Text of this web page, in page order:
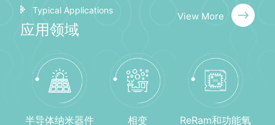
转范围
deg
Beta 角倾
转范围
URP, FHP ≥ ± 15
deg
HRP, WGP ≥ ± 25
≥ ± 25 deg
Typical Applications
应用领域
View More
半导体纳米器件 相变
ReRam和功能氧